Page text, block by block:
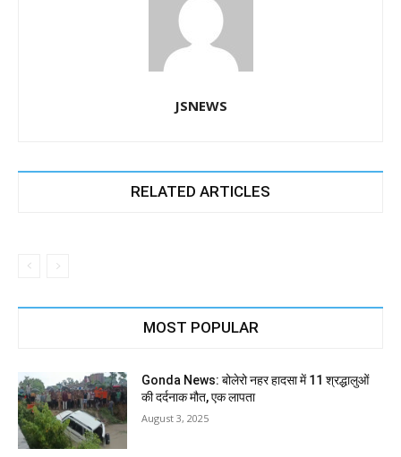
JSNEWS
RELATED ARTICLES
MOST POPULAR
Gonda News: बोलेरो नहर हादसा में 11 श्रद्धालुओं
की दर्दनाक मौत, एक लापता
August 3, 2025